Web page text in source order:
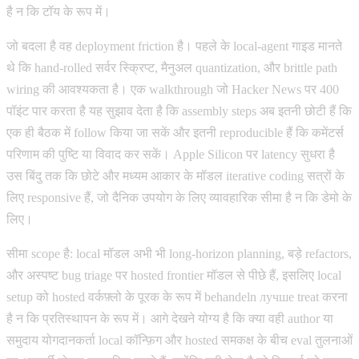
है न कि टॉय के रूप में।
जो बदला है वह deployment friction है। पहले के local-agent गाइड मानते
थे कि hand-rolled सर्वर स्क्रिप्ट, मैनुअल quantization, और brittle path
wiring की आवश्यकता है। एक walkthrough जो Hacker News पर 400
पॉइंट पार करता है यह सुझाव देता है कि assembly steps अब इतनी छोटी हैं कि
एक ही बैठक में follow किया जा सकें और इतनी reproducible हैं कि कमेंटर्स
परिणाम की पुष्टि या विवाद कर सकें। Apple Silicon पर latency सुधरा है
उस बिंदु तक कि छोटे और मध्यम आकार के मॉडल iterative coding सत्रों के
लिए responsive हैं, जो दैनिक उपयोग के लिए व्यावहारिक सीमा है न कि डेमो के
लिए।
सीमा scope है: local मॉडल अभी भी long-horizon planning, बड़े refactors,
और अस्पष्ट bug triage पर hosted frontier मॉडल से पीछे हैं, इसलिए local
setup को hosted वर्कफ़्लो के पूरक के रूप में behandeln лучше treat करना
है न कि प्रतिस्थापन के रूप में। आगे देखने योग्य है कि क्या वही author या
समुदाय योगदानकर्ता local कॉन्फ़िग और hosted समकक्ष के बीच eval तुलनाओं